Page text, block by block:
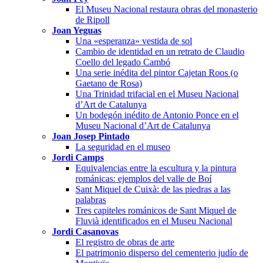
El Museu Nacional restaura obras del monasterio
de Ripoll
Joan Yeguas
Una «esperanza» vestida de sol
Cambio de identidad en un retrato de Claudio
Coello del legado Cambó
Una serie inédita del pintor Cajetan Roos (o
Gaetano de Rosa)
Una Trinidad trifacial en el Museu Nacional
d’Art de Catalunya
Un bodegón inédito de Antonio Ponce en el
Museu Nacional d’Art de Catalunya
Joan Josep Pintado
La seguridad en el museo
Jordi Camps
Equivalencias entre la escultura y la pintura
románicas: ejemplos del valle de Boí
Sant Miquel de Cuixà: de las piedras a las
palabras
Tres capiteles románicos de Sant Miquel de
Fluvià identificados en el Museu Nacional
Jordi Casanovas
El registro de obras de arte
El patrimonio disperso del cementerio judío de